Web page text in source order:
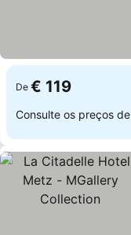
De € 119
Consulte os preços de